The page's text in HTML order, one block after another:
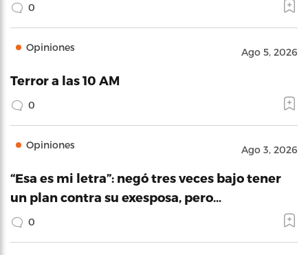
0
Opiniones Ago 5, 2026
Terror a las 10 AM
0
Opiniones Ago 3, 2026
“Esa es mi letra”: negó tres veces bajo tener
un plan contra su exesposa, pero…
0